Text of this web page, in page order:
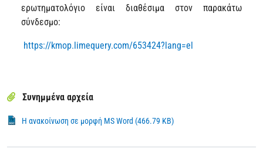
ερωτηματολόγιο είναι διαθέσιμα στον παρακάτω
σύνδεσμο:
https://kmop.limequery.com/653424?lang=el
Συνημμένα αρχεία
Η ανακοίνωση σε μορφή MS Word (466.79 KB)